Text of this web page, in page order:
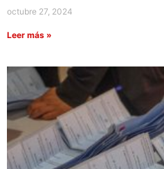
octubre 27, 2024
Leer más »